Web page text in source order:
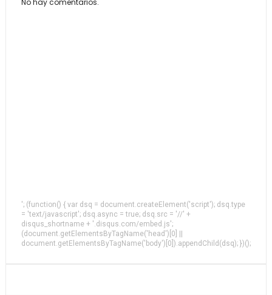
No hay comentarios.
'; (function() { var dsq = document.createElement('script'); dsq.type
= 'text/javascript'; dsq.async = true; dsq.src = '//' +
disqus_shortname + '.disqus.com/embed.js';
(document.getElementsByTagName('head')[0] ||
document.getElementsByTagName('body')[0]).appendChild(dsq); })();